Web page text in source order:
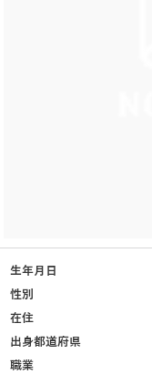
生年月日
性別
在住
出身都道府県
職業